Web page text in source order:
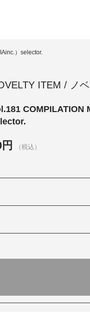
）selector.
ITEM / ノ
COMPILATION
（税込）